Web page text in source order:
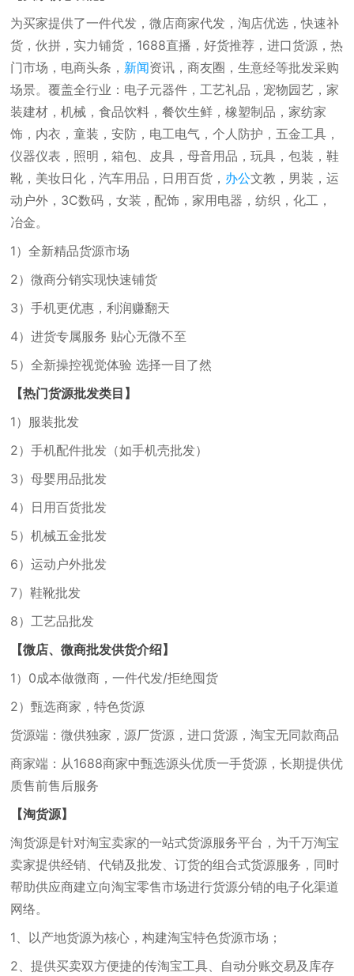
为买家提供了一件代发，微店商家代发，淘店优选，快速补
货，伙拼，实力铺货，1688直播，好货推荐，进口货源，热
门市场，电商头条， 新闻资讯，商友圈，生意经等批发采购
场景。覆盖全行业：电子元器件，工艺礼品，宠物园艺，家
装建材，机械，食品饮料，餐饮生鲜，橡塑制品，家纺家
饰，内衣，童装，安防，电工电气，个人防护，五金工具，
仪器仪表，照明，箱包、皮具，母音用品，玩具，包装，鞋
靴，美妆日化，汽车用品，日用百货， 办公文教，男装，运
动户外，3C数码，女装，配饰，家用电器，纺织，化工，
冶金。
1）全新精品货源市场
2）微商分销实现快速铺货
3）手机更优惠，利润赚翻天
4）进货专属服务 贴心无微不至
5）全新操控视觉体验 选择一目了然
【热门货源批发类目】
1）服装批发
2）手机配件批发（如手机壳批发）
3）母婴用品批发
4）日用百货批发
5）机械五金批发
6）运动户外批发
7）鞋靴批发
8）工艺品批发
【微店、微商批发供货介绍】
1）0成本做微商，一件代发/拒绝囤货
2）甄选商家，特色货源
货源端：微供独家，源厂货源，进口货源，淘宝无同款商品
商家端：从1688商家中甄选源头优质一手货源，长期提供优
质售前售后服务
【淘货源】
淘货源是针对淘宝卖家的一站式货源服务平台，为千万淘宝
卖家提供经销、代销及批发、订货的组合式货源服务，同时
帮助供应商建立向淘宝零售市场进行货源分销的电子化渠道
网络。
1、以产地货源为核心，构建淘宝特色货源市场；
2、提供买卖双方便捷的传淘宝工具、自动分账交易及库存